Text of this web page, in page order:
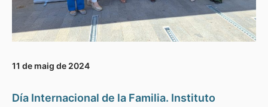
11 de maig de 2024
Día Internacional de la Familia. Instituto